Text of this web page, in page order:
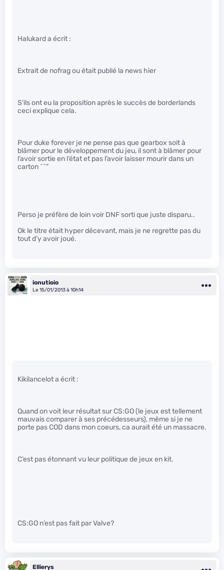
Halukard a écrit :
Extrait de nofrag ou était publié la news hier
S’ils ont eu la proposition après le succès de borderlands
ceci explique cela.
Pour duke forever je ne pense pas que gearbox soit à
blâmer pour le développement du jeu, il sont à blâmer pour
l’avoir sortie en l’état et pas l’avoir laisser mourir dans un
carton ^^”
Perso je préfère de loin voir DNF sorti que juste disparu..
Ok le titre était hyper décevant, mais je ne regrette pas du
tout d’y avoir joué.
ionutioio
Le 15/01/2013 à 10h14
Kikilancelot a écrit :
Quand on voit leur résultat sur CS:GO (le jeux est tellement
mauvais comparer à ses précédesseurs), même si je ne
porte pas COD dans mon coeurs, ca aurait été un massacre.
C’est pas étonnant vu leur politique de jeux en kit.
CS:GO n’est pas fait par Valve?
Ellierys